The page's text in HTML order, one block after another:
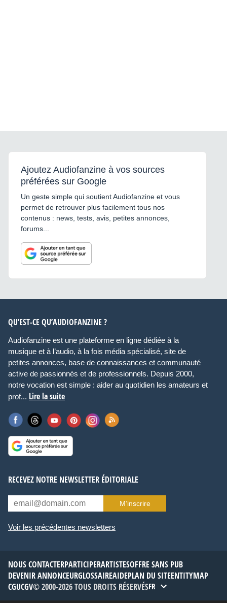
Ajoutez Audiofanzine à vos sources
préférées sur Google
Un geste simple qui soutient Audiofanzine et vous
permet de retrouver plus facilement tous nos
contenus : news, tests, avis, petites annonces,
forums...
QU’EST-CE QU’AUDIOFANZINE ?
Audiofanzine est une plateforme en ligne dédiée à la
musique et à l’audio, à la fois média spécialisé, site de
petites annonces, base de connaissances et communauté
active de passionnés et de professionnels. Depuis 2000,
notre vocation est simple : aider au quotidien les amateurs et
prof... Lire la suite
RECEVEZ NOTRE NEWSLETTER ÉDITORIALE
M’inscrire
Voir les précédentes newsletters
NOUS CONTACTERPARTICIPERARTISTESOFFRE SANS PUB
DEVENIR ANNONCEURGLOSSAIREAIDEPLAN DU SITEENTITYMAP
CGUCGV© 2000-2026 TOUS DROITS RÉSERVÉSFR